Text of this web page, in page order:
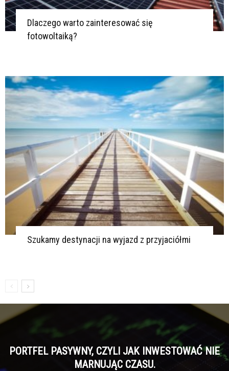
Dlaczego warto zainteresować się
fotowoltaiką?
Szukamy destynacji na wyjazd z przyjaciółmi
PORTFEL PASYWNY, CZYLI JAK INWESTOWAĆ NIE
MARNUJĄC CZASU.